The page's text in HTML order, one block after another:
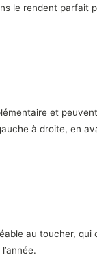
le rendent parfait
et
à droite, en
au toucher, qui